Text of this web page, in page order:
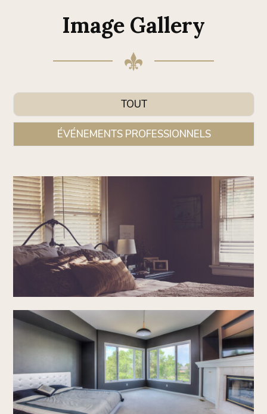
Image Gallery
TOUT
ÉVÉNEMENTS PROFESSIONNELS